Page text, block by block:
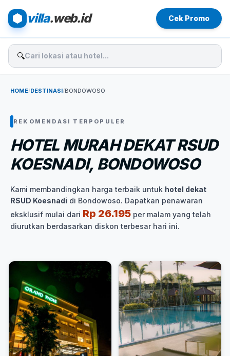
villa.web.id Cek Promo
🔍
HOME/DESTINASI/BONDOWOSO
REKOMENDASI TERPOPULER
HOTEL MURAH DEKAT RSUD
KOESNADI, BONDOWOSO
Kami membandingkan harga terbaik untuk hotel dekat
RSUD Koesnadi di Bondowoso. Dapatkan penawaran
eksklusif mulai dari Rp 26.195 per malam yang telah
diurutkan berdasarkan diskon terbesar hari ini.